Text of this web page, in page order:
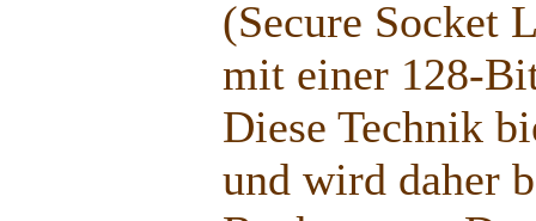
(Secure Socket
mit einer 128-
Diese Technik
und wird daher